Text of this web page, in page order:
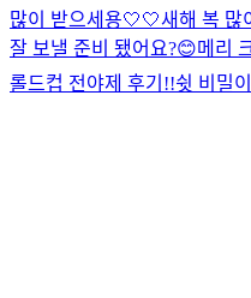
많이 받으세용🤍🤍새해 복 많
잘 보낼 준비 됐어요?😊메리
롤드컵 전야제 후기!!쉿 비밀